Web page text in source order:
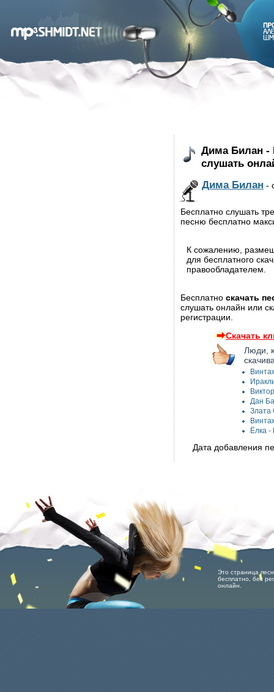
Дима Билан -
слушать
Дима Билан -
Бесплатно слушать
песню бесплатно
К сожалению,
для бесплатного
правообладателем.
Бесплатно скачать
слушать онлайн или
регистрации.
Скачать
Люди,
Дан
Злата
Ёлка
Дата добавления
Это страница
бесплатно, без
онлайн.